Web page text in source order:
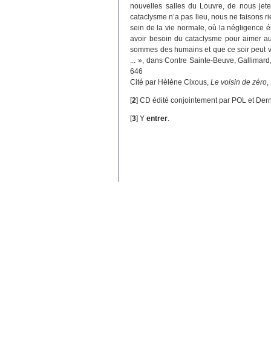
nouvelles salles du Louvre, de nous
cataclysme n’a pas lieu, nous ne faisons
sein de la vie normale, où la négligence
avoir besoin du cataclysme pour aimer
sommes des humains et que ce soir peut
... », dans Contre Sainte-Beuve,
646
Cité par Hélène Cixous,Le voisin de zéro,
[2]CD édité conjointement par POL et
[3]Yentrer.